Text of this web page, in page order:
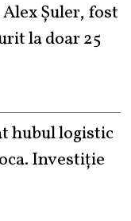
Șuler, fost
la doar 25
hubul logistic
Investiție